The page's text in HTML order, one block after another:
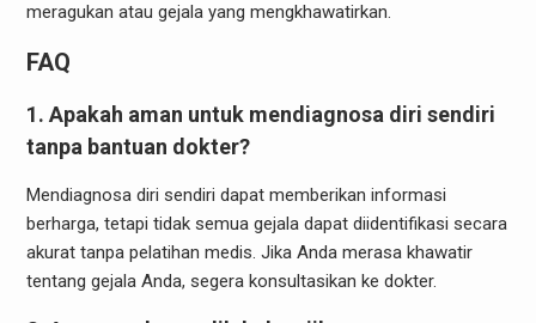
meragukan atau gejala yang mengkhawatirkan.
FAQ
1. Apakah aman untuk mendiagnosa diri sendiri
tanpa bantuan dokter?
Mendiagnosa diri sendiri dapat memberikan informasi
berharga, tetapi tidak semua gejala dapat diidentifikasi secara
akurat tanpa pelatihan medis. Jika Anda merasa khawatir
tentang gejala Anda, segera konsultasikan ke dokter.